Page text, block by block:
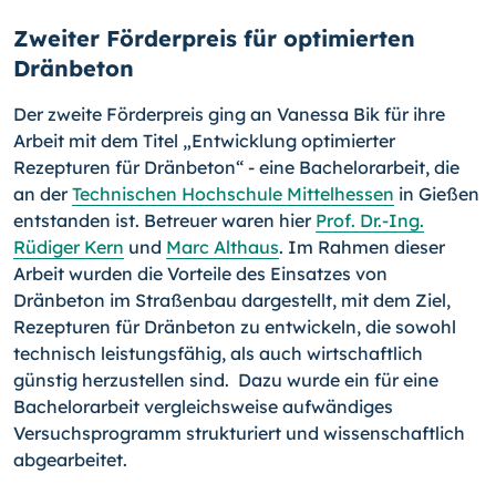
Zweiter Förderpreis für optimierten
Dränbeton
Der zweite Förderpreis ging an Vanessa Bik für ihre
Arbeit mit dem Titel „Entwicklung optimierter
Rezepturen für Dränbeton“ - eine Bachelorarbeit, die
an derTechnischen Hochschule Mittelhessen in Gießen
entstanden ist. Betreuer waren hier Prof. Dr.-Ing.
Rüdiger Kern und Marc Althaus. Im Rahmen dieser
Arbeit wurden die Vorteile des Einsatzes von
Dränbeton im Straßenbau dargestellt, mit dem Ziel,
Rezepturen für Dränbeton zu entwickeln, die sowohl
technisch leistungsfähig, als auch wirtschaftlich
günstig herzustellen sind. Dazu wurde ein für eine
Bachelorarbeit vergleichsweise aufwändiges
Versuchsprogramm strukturiert und wissenschaftlich
abgearbeitet.